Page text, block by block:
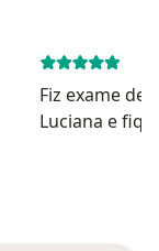
Fiz exame de
Luciana e